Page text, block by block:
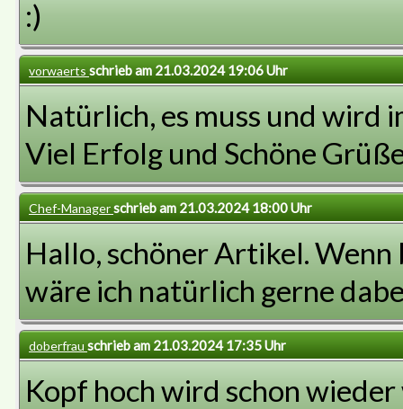
:)
vorwaerts schrieb am 21.03.2024 19:06 Uhr
Natürlich, es muss und wird
Viel Erfolg und Schöne
Chef-Managerschrieb am 21.03.2024 18:00 Uhr
Hallo, schöner Artikel.
wäre ich natürlich gerne
doberfrau schrieb am 21.03.2024 17:35 Uhr
Kopf hoch wird schon